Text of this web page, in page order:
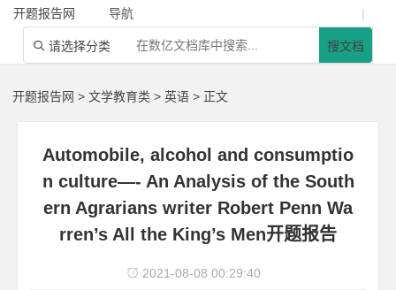
开题报告网 导航 |
 请选择分类 搜文档
开题报告网 >文学教育类 >英语 > 正文
Automobile, alcohol and consumptio
n culture—- An Analysis of the South
ern Agrarians writer Robert Penn Wa
rren’s All the King’s Men开题报告
 2021-08-08 00:29:40